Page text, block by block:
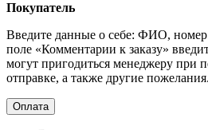
Покупатель
Введите данные о себе: ФИО, номер
поле «Комментарии к заказу»
могут пригодиться менеджеру при
отправке, а также другие
Оплата